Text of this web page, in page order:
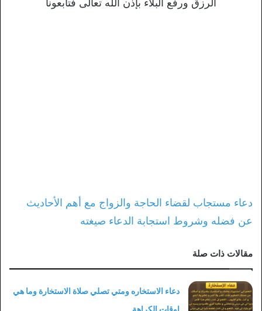
الرزق ورفع البلاء بإذن الله تعالى فتابعونا
دعاء مستجاب لقضاء الحاجة والزواج مع أهم الأحاديث
عن فضله وشروط استجابة الدعاء صيغته
مقالات ذات صلة
دعاء الاستخاره ومتي تصلي صلاة الاستخارة وما هي
اوقات الكراهة